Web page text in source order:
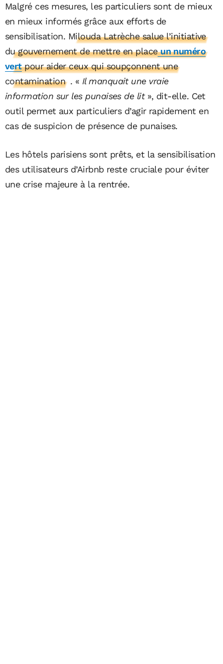
Malgré ces mesures, les particuliers sont de mieux
en mieux informés grâce aux efforts de
sensibilisation. Milouda Latrèche salue l’initiative
du gouvernement de mettre en placeun numéro
vertpour aider ceux qui soupçonnent une
contamination . « Il manquait une vraie
information sur les punaises de lit», dit-elle. Cet
outil permet aux particuliers d’agir rapidement en
cas de suspicion de présence de punaises.
Les hôtels parisiens sont prêts, et la sensibilisation
des utilisateurs d’Airbnb reste cruciale pour éviter
une crise majeure à la rentrée.